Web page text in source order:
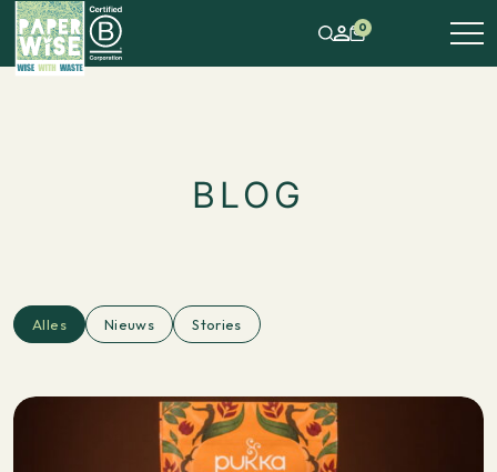
0
BLOG
Alles Nieuws Stories